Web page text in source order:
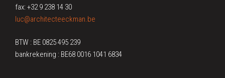
fax: +32 9 238 14 30
luc@architecteeckman.be
BTW : BE 0825 495 239
bankrekening : BE68 0016 1041 6834